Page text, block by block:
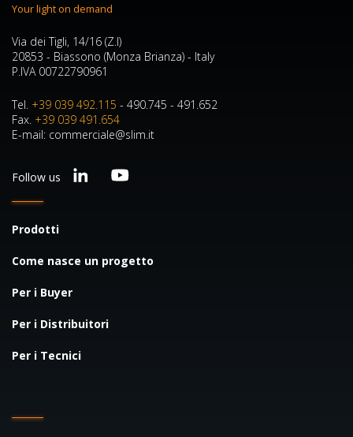
Your light on demand
Via dei Tigli, 14/16 (Z.I)
20853 - Biassono (Monza Brianza) - Italy
P.IVA 00722790961
Tel. +39 039 492.115 - 490.745 - 491.652
Fax. +39 039 491.654
E-mail: commerciale@slim.it
Follow us
Prodotti
Come nasce un progetto
Per i Buyer
Per i Distribuitori
Per i Tecnici